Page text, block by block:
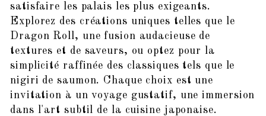
satisfaire les palais les plus exigeants.
Explorez des créations uniques telles que le
Dragon Roll, une fusion audacieuse de
textures et de saveurs, ou optez pour la
simplicité raffinée des classiques tels que le
nigiri de saumon. Chaque choix est une
invitation à un voyage gustatif, une immersion
dans l'art subtil de la cuisine japonaise.